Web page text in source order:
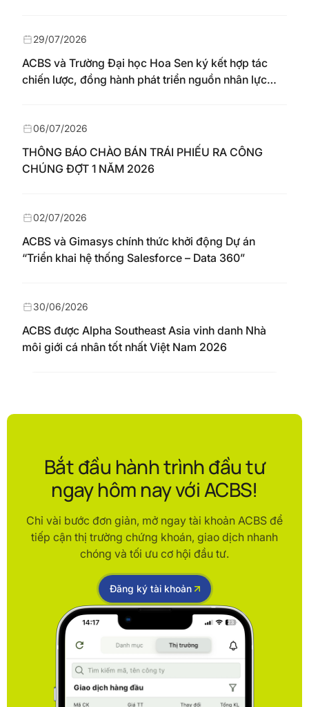
ACBS và Trường Đại học Hoa Sen ký kết hợp tác
chiến lược, đồng hành phát triển nguồn nhân lực
29/07/2026
THÔNG BÁO CHÀO BÁN TRÁI PHIẾU RA CÔNG
CHÚNG ĐỢT 1 NĂM 2026
06/07/2026
ACBS và Gimasys chính thức khởi động Dự án
“Triển khai hệ thống Salesforce – Data 360”
02/07/2026
ACBS được Alpha Southeast Asia vinh danh Nhà
môi giới cá nhân tốt nhất Việt Nam 2026
30/06/2026
Bắt đầu hành trình đầu tư
ngay hôm nay với ACBS!
Chỉ vài bước đơn giản, mở ngay tài khoản ACBS để
tiếp cận thị trường chứng khoán, giao dịch nhanh
chóng và tối ưu cơ hội đầu tư.
Đăng ký tài khoản